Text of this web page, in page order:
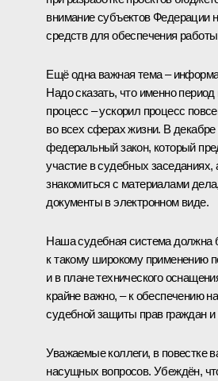
внимание субъектов Федерации
средств для обеспечения
Ещё одна важная тема –
Надо сказать, что именно
процесс – ускорил процесс
во всех сферах жизни. В декабре
федеральный закон, который
участие в судебных заседаниях,
знакомиться с материалами
документы в электронном виде.
Наша судебная система должна
к такому широкому применению
и в плане технического
крайне важно, – к обеспечению
судебной защиты прав граждан
Уважаемые коллеги, в повестке
насущных вопросов. Убеждён,